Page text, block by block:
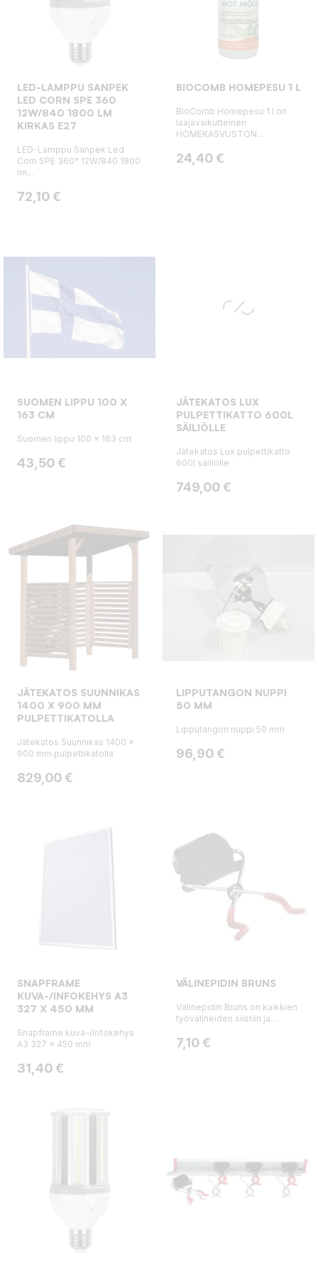
LED-LAMPPU SANPEK
LED CORN SPE 360
12W/840 1800 LM
KIRKAS E27
LED-Lamppu Sanpek Led
Corn SPE 360° 12W/840 1800
lm...
Hinta
72,10 €
BIOCOMB HOMEPESU 1 L
BioComb Homepesu 1 l on
laajavaikutteinen
HOMEKASVUSTON...
Hinta
24,40 €
SUOMEN LIPPU 100 X
163 CM
Suomen lippu 100 x 163 cm
Hinta
43,50 €
JÄTEKATOS LUX
PULPETTIKATTO 600L
SÄILIÖLLE
Jätekatos Lux pulpettikatto
600l säiliölle
Hinta
749,00 €
JÄTEKATOS SUUNNIKAS
1400 X 900 MM
PULPETTIKATOLLA
Jätekatos Suunnikas 1400 x
900 mm pulpettikatolla
Hinta
829,00 €
LIPPUTANGON NUPPI
50 MM
Lipputangon nuppi 50 mm
Hinta
96,90 €
SNAPFRAME
KUVA-/INFOKEHYS A3
327 X 450 MM
Snapframe kuva-/infokehys
A3 327 x 450 mm
Hinta
31,40 €
VÄLINEPIDIN BRUNS
Välinepidin Bruns on kaikkien
työvälineiden siistiin ja...
Hinta
7,10 €